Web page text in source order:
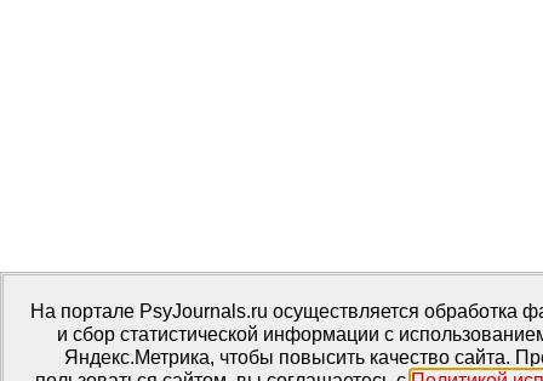
На портале PsyJournals.ru осуществляется обработка
и сбор статистической информации с
Яндекс.Метрика, чтобы повысить качество сайта.